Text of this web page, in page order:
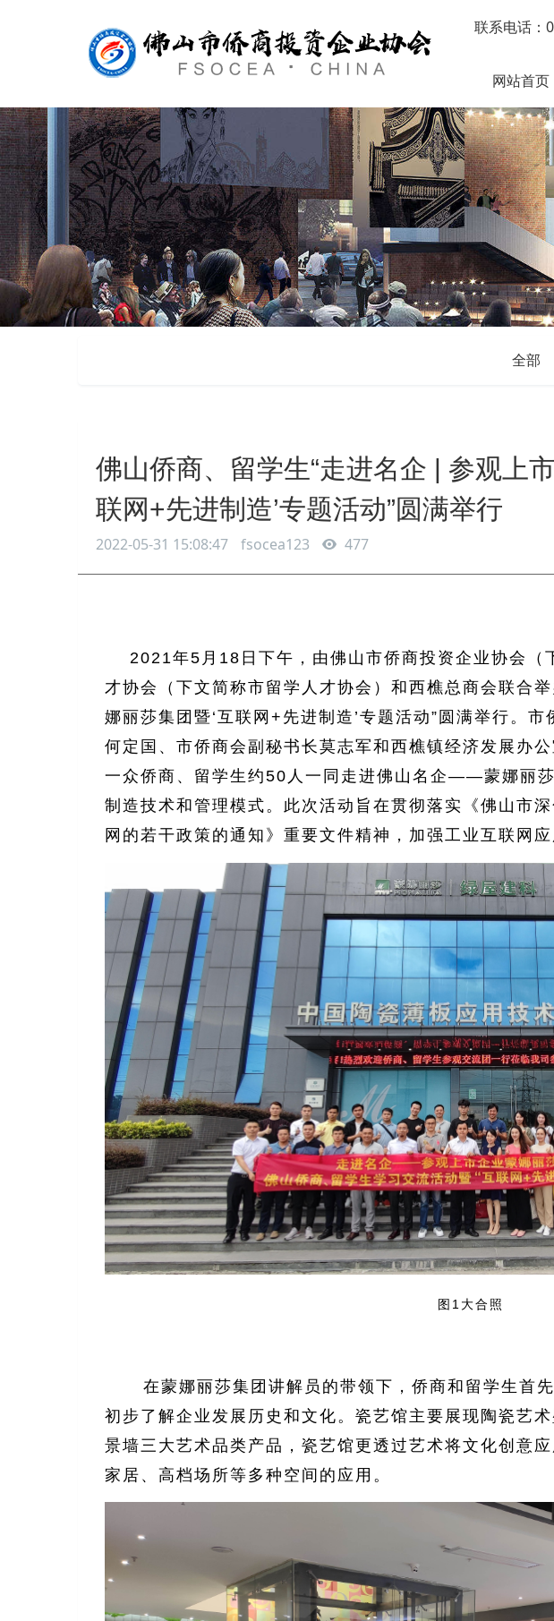
联系电话：
网站首页
全部
佛山侨商、留学生“走进名企 | 参观上
联网+先进制造’专题活动”圆满举行
2022-05-31 15:08:47 fsocea123 477
2021年5月18日下午，由佛山市侨商投资企业协会（
才协会（下文简称市留学人才协会）和西樵总商会联合
娜丽莎集团暨‘互联网+先进制造’专题活动”圆满举行。
何定国、市侨商会副秘书长莫志军和西樵镇经济发展办
一众侨商、留学生约50人一同走进佛山名企——蒙娜丽
制造技术和管理模式。此次活动旨在贯彻落实《佛山市
网的若干政策的通知》重要文件精神，加强工业互联网应
图1大合照
在蒙娜丽莎集团讲解员的带领下，侨商和留学生首
初步了解企业发展历史和文化。瓷艺馆主要展现陶瓷艺
景墙三大艺术品类产品，瓷艺馆更透过艺术将文化创意
家居、高档场所等多种空间的应用。